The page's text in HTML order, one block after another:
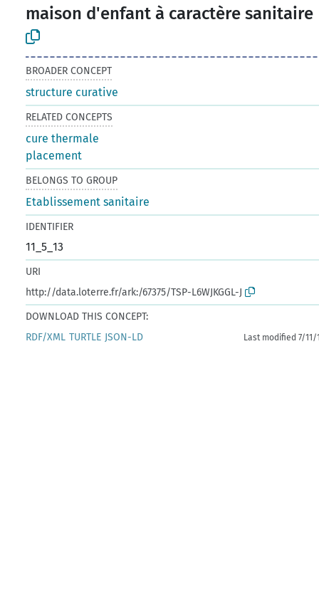
maison d'enfant à caractère sanitaire
BROADER CONCEPT
structure curative
RELATED CONCEPTS
cure thermale
placement
BELONGS TO GROUP
Etablissement sanitaire
IDENTIFIER
11_5_13
URI
http://data.loterre.fr/ark:/67375/TSP-L6WJKGGL-J
DOWNLOAD THIS CONCEPT:
RDF/XML TURTLE JSON-LD Last modified 7/11/